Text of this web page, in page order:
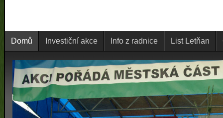
Domů Investiční akce Info z radnice List Letňan